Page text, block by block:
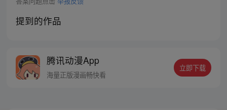
提到的作品
腾讯动漫App
海量正版漫画畅快看
立即下载